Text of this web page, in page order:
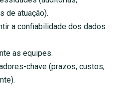
de atuação).
a confiabilidade dos dados
as equipes.
chave (prazos, custos,